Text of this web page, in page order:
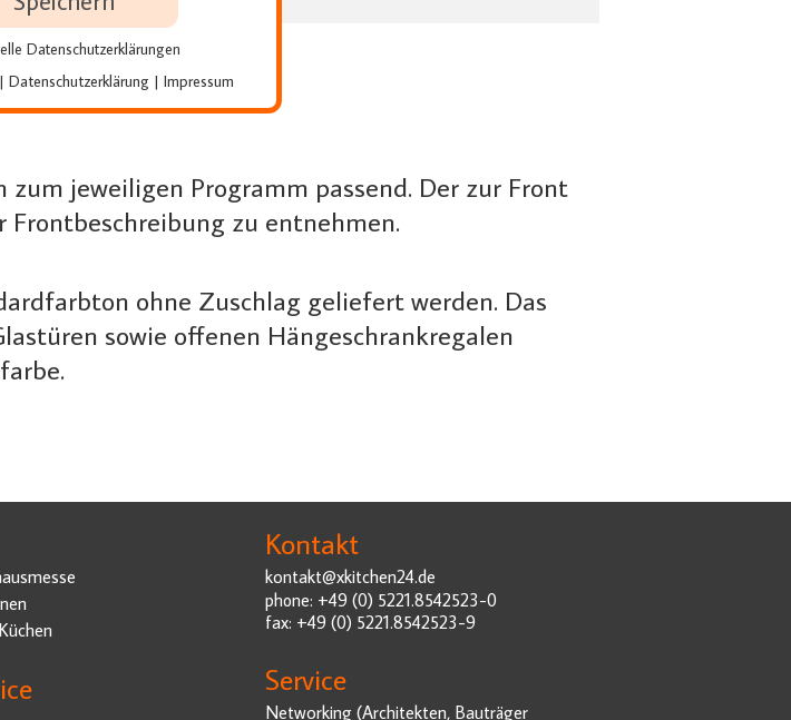
jeweiligen Programm passend. Der zur Front
Frontbeschreibung zu entnehmen.
ohne Zuschlag geliefert werden. Das
sowie offenen Hängeschrankregalen
Kontakt
kontakt@xkitchen24.de
phone: +49 (0) 5221.8542523-0
fax: +49 (0) 5221.8542523-9
Service
Networking (Architekten, Bauträger
Datenschutzerklärungen
| Datenschutzerklärung | Impressum